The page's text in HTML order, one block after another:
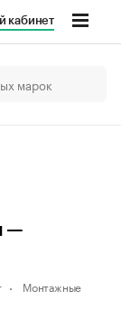
кабинет
—
Монтажные